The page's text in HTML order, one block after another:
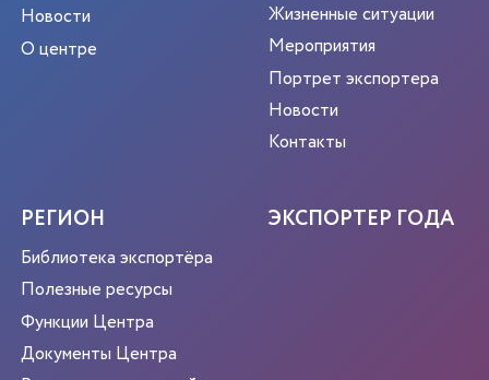
Новости
О центре
Жизненные ситуации
Мероприятия
Портрет экспортера
Новости
Контакты
РЕГИОН
Библиотека экспортёра
Полезные ресурсы
Функции Центра
Документы Центра
ЭКСПОРТЕР ГОДА